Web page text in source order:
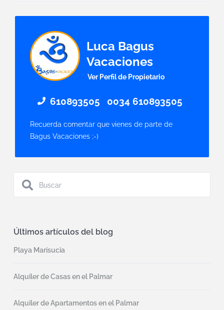
Luca Bagus
Vacaciones
Ver Perfil de Propietario
610893505 0034 610893505
Recuerda comentar que vienes de parte de
Bagus Vacaciones ;-)
Últimos artículos del blog
Playa Marisucia
Alquiler de Casas en el Palmar
Alquiler de Apartamentos en el Palmar